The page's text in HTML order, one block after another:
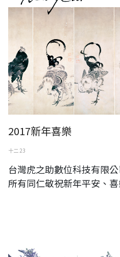
2017新年喜樂
十二 23
台灣虎之助數位科技有限
所有同仁敬祝新年平安、喜